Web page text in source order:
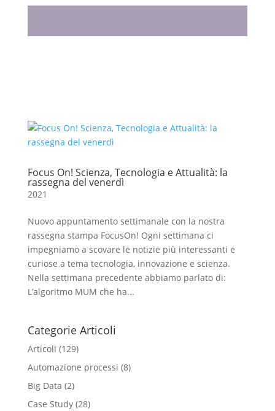
Focus On! Scienza, Tecnologia e Attualità: la
rassegna del venerdì
2021
Nuovo appuntamento settimanale con la nostra
rassegna stampa FocusOn! Ogni settimana ci
impegniamo a scovare le notizie più interessanti e
curiose a tema tecnologia, innovazione e scienza.
Nella settimana precedente abbiamo parlato di:
L’algoritmo MUM che ha...
Categorie Articoli
Articoli (129)
Automazione processi (8)
Big Data (2)
Case Study(28)